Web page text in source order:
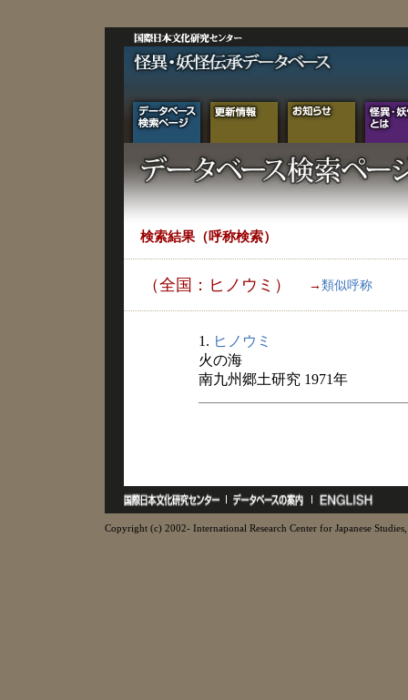
検索結果（呼称検索）
（全国：ヒノウミ） → 類似呼称
1. ヒノウミ
火の海
南九州郷土研究 1971年
Copyright (c) 2002- International Research Center for Japanese